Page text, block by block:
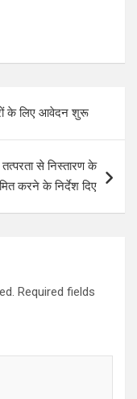
के लिए आवेदन शुरू
से निस्तारण के
करने के निर्देश दिए
Required fields